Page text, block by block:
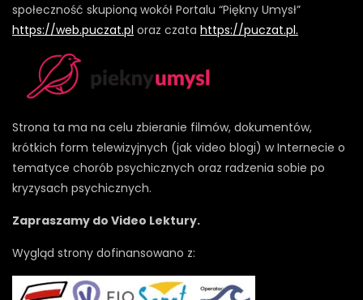
społeczność skupioną wokół Portalu “Piękny Umysł”
https://web.puczat.pl oraz czata https://puczat.pl.
Strona ta ma na celu zbieranie filmów, dokumentów,
krótkich form telewizyjnych (jak video blogi) w Internecie o
tematyce chorób psychicznych oraz radzenia sobie po
kryzysach psychicznych.
Zapraszamy do Video Lektury.
Wygląd strony dofinansowano z: